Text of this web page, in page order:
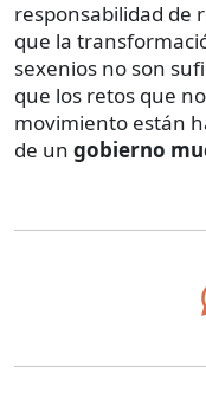
responsabilidad de
que la
sexenios no son
que los retos que
movimiento están
de un gobierno